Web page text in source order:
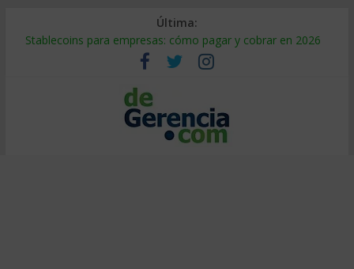
Última:
Stablecoins para empresas: cómo pagar y cobrar en 2026
Despido silencioso: qué es y por qué sale tan caro
IA en selección de personal: cómo auditarla a tiempo
Trabajo forzoso en la cadena de suministro: qué hacer
Mercado hispano de EE. UU.: cómo segmentarlo y venderle